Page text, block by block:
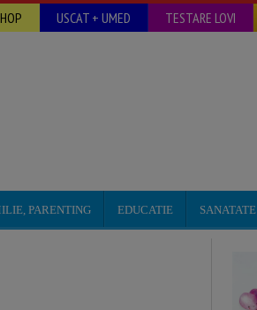
USCAT + UMED TESTARE LOVI
PARENTING EDUCATIE SANATATE